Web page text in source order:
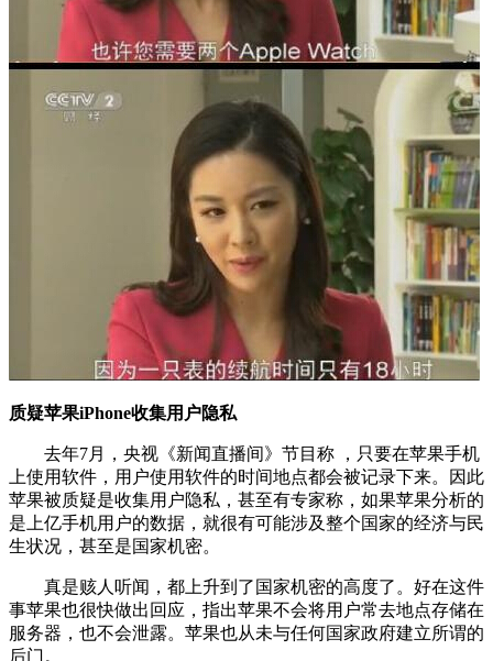
质疑苹果iPhone收集用户隐私
去年7月，央视《新闻直播间》节目称 ，只要在苹果手机
上使用软件，用户使用软件的时间地点都会被记录下来。因此
苹果被质疑是收集用户隐私，甚至有专家称，如果苹果分析的
是上亿手机用户的数据，就很有可能涉及整个国家的经济与民
生状况，甚至是国家机密。
真是赅人听闻，都上升到了国家机密的高度了。好在这件
事苹果也很快做出回应，指出苹果不会将用户常去地点存储在
服务器，也不会泄露。苹果也从未与任何国家政府建立所谓的
后门。